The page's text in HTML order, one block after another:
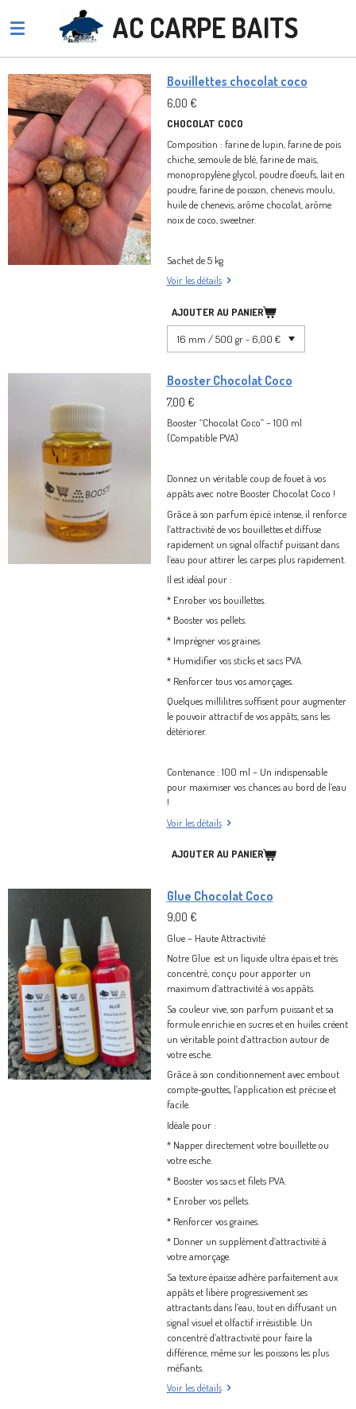
au
principal
AC CARPE BAITS
Bouillettes chocolat coco
6,00 €
CHOCOLAT COCO
Composition : farine de lupin, farine de pois
chiche, semoule de blé, farine de maïs,
monopropylène glycol, poudre d'oeufs, lait en
poudre, farine de poisson, chenevis moulu,
huile de chenevis, arôme chocolat, arôme
noix de coco, sweetner.
Sachet de 5 kg
Voir les détails
AJOUTER AU PANIER
Booster Chocolat Coco
7,00 €
Booster “Chocolat Coco” – 100 ml
(Compatible PVA)
Donnez un véritable coup de fouet à vos
appâts avec notre Booster Chocolat Coco !
Grâce à son parfum épicé intense, il renforce
l’attractivité de vos bouillettes et diffuse
rapidement un signal olfactif puissant dans
l’eau pour attirer les carpes plus rapidement.
Il est idéal pour :
* Enrober vos bouillettes.
* Booster vos pellets.
* Imprégner vos graines.
* Humidifier vos sticks et sacs PVA.
* Renforcer tous vos amorçages.
Quelques millilitres suffisent pour augmenter
le pouvoir attractif de vos appâts, sans les
détériorer.
Contenance : 100 ml – Un indispensable
pour maximiser vos chances au bord de l’eau
!
Voir les détails
AJOUTER AU PANIER
Glue Chocolat Coco
9,00 €
Glue– Haute Attractivité
Notre Glue est un liquide ultra épais et très
concentré, conçu pour apporter un
maximum d’attractivité à vos appâts.
Sa couleur vive, son parfum puissant et sa
formule enrichie en sucres et en huiles créent
un véritable point d’attraction autour de
votre esche.
Grâce à son conditionnement avec embout
compte-gouttes, l’application est précise et
facile.
Idéale pour :
* Napper directement votre bouillette ou
votre esche.
* Booster vos sacs et filets PVA.
* Enrober vos pellets.
* Renforcer vos graines.
* Donner un supplément d’attractivité à
votre amorçage.
Sa texture épaisse adhère parfaitement aux
appâts et libère progressivement ses
attractants dans l’eau, tout en diffusant un
signal visuel et olfactif irrésistible. Un
concentré d’attractivité pour faire la
différence, même sur les poissons les plus
méfiants.
Voir les détails